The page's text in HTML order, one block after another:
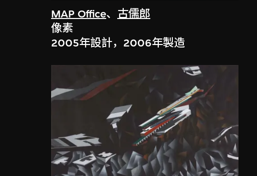
MAP Office、 古儒郎
像素
2005年設計，2006年製造